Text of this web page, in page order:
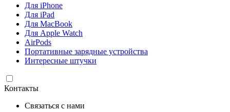
Для iPhone
Для iPad
Для MacBook
Для Apple Watch
AirPods
Портативные зарядные устройства
Интересные штучки
Контакты
Связаться с нами